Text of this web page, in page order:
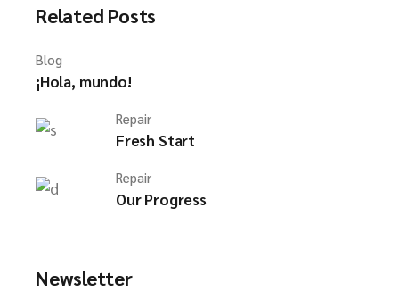
Related Posts
Blog
¡Hola, mundo!
Repair
Fresh Start
Repair
Our Progress
Newsletter